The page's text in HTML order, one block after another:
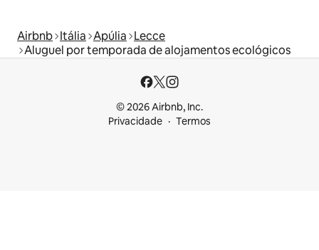
Airbnb Itália Apúlia Lecce
Aluguel por temporada de alojamentos ecológicos
© 2026 Airbnb, Inc.
Privacidade
Termos